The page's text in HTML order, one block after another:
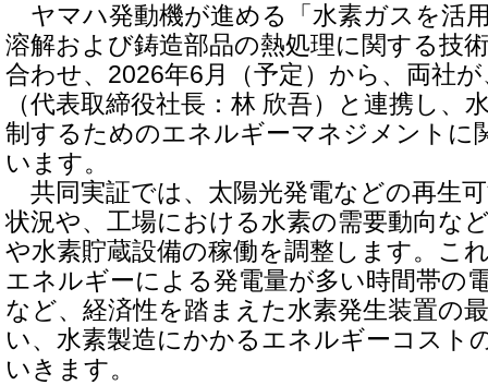
ヤマハ発動機が進める「水素ガスを活
溶解および鋳造部品の熱処理に関する技
合わせ、2026年6月（予定）から、両社
（代表取締役社長：林 欣吾）と連携し、
制するためのエネルギーマネジメントに
います。
共同実証では、太陽光発電などの再生
状況や、工場における水素の需要動向な
や水素貯蔵設備の稼働を調整します。こ
エネルギーによる発電量が多い時間帯の
など、経済性を踏まえた水素発生装置の
い、水素製造にかかるエネルギーコスト
いきます。